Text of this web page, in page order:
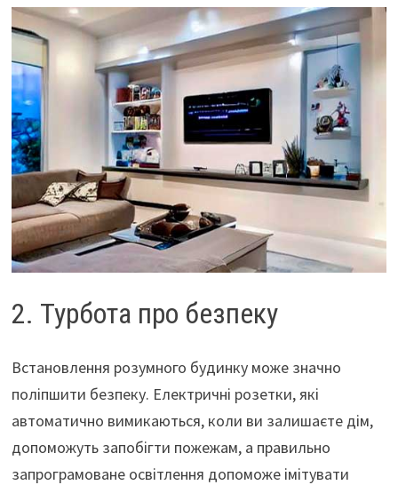
2. Турбота про безпеку
Встановлення розумного будинку може значно
поліпшити безпеку. Електричні розетки, які
автоматично вимикаються, коли ви залишаєте дім,
допоможуть запобігти пожежам, а правильно
запрограмоване освітлення допоможе імітувати